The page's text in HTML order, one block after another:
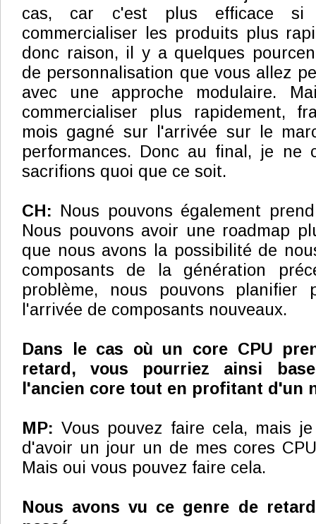
cas, car c'est plus efficace si
commercialiser les produits plus
donc raison, il y a quelques
de personnalisation que vous allez
avec une approche modulaire.
commercialiser plus rapidement,
mois gagné sur l'arrivée sur le
performances. Donc au final, je ne
sacrifions quoi que ce soit.
CH: Nous pouvons également
Nous pouvons avoir une roadmap
que nous avons la possibilité de
composants de la génération
problème, nous pouvons planifier
l'arrivée de composants nouveaux.
Dans le cas où un core CPU
retard, vous pourriez ainsi
l'ancien core tout en profitant d'un
MP: Vous pouvez faire cela, mais
d'avoir un jour un de mes cores
Mais oui vous pouvez faire cela.
Nous avons vu ce genre de